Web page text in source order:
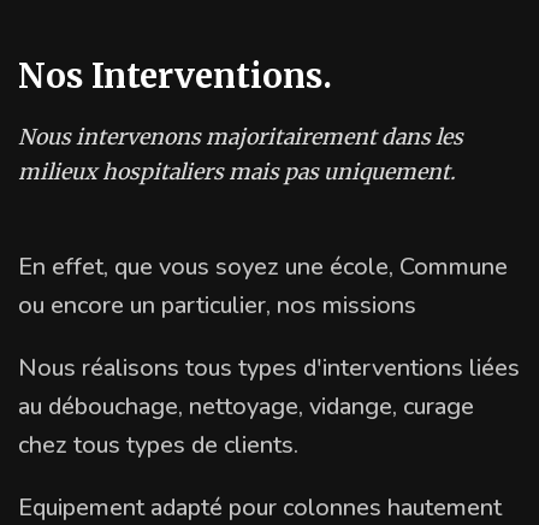
Nos Interventions.
Nous intervenons majoritairement dans les
milieux hospitaliers mais pas uniquement.
En effet, que vous soyez une école, Commune
ou encore un particulier, nos missions
Nous réalisons tous types d'interventions liées
au débouchage, nettoyage, vidange, curage
chez tous types de clients.
Equipement adapté pour colonnes hautement